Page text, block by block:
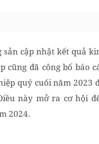
cập nhật kết quả
đã công bố báo
quý cuối năm 2023
này mở ra cơ hội
2024.